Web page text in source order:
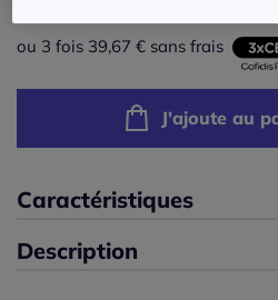
40 -En stock
46 -En stock
48 - En stock
ou 3 fois 39,67 € sans frais
J'ajoute au
Caractéristiques
Description